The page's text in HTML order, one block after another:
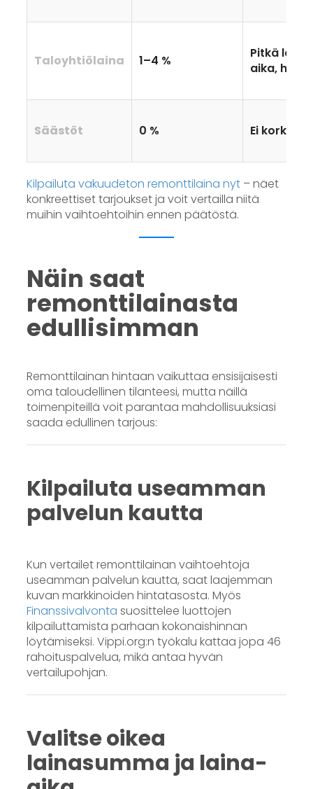
Taloyhtiölaina 1–4 %
Pitkä
aika,
Säästöt 0 % Ei
Kilpailuta vakuudeton remonttilaina nyt – näet
konkreettiset tarjoukset ja voit vertailla niitä
muihin vaihtoehtoihin ennen päätöstä.
Näin saat
remonttilainasta
edullisimman
Remonttilainan hintaan vaikuttaa ensisijaisesti
oma taloudellinen tilanteesi, mutta näillä
toimenpiteillä voit parantaa mahdollisuuksiasi
saada edullinen tarjous:
Kilpailuta useamman
palvelun kautta
Kun vertailet remonttilainan vaihtoehtoja
useamman palvelun kautta, saat laajemman
kuvan markkinoiden hintatasosta. Myös
Finanssivalvonta suosittelee luottojen
kilpailuttamista parhaan kokonaishinnan
löytämiseksi. Vippi.org:n työkalu kattaa jopa 46
rahoituspalvelua, mikä antaa hyvän
vertailupohjan.
Valitse oikea
lainasumma ja laina-